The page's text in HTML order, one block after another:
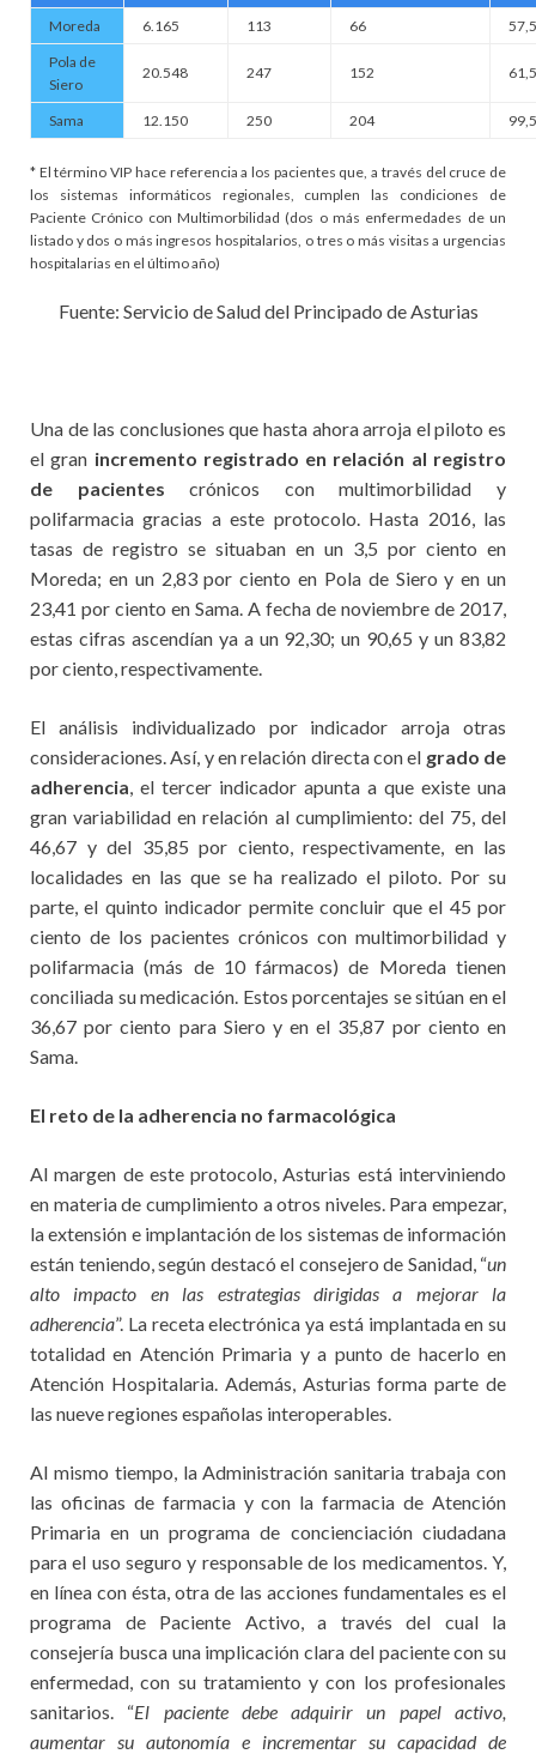
Moreda 6.165 113 66
Pola de
Siero
20.548 247 152
Sama 12.150 250 204 99,5
* El término VIP hace referencia a los pacientes que, a través del cruce de
los sistemas informáticos regionales, cumplen las condiciones de
Paciente Crónico con Multimorbilidad (dos o más enfermedades de un
listado y dos o más ingresos hospitalarios, o tres o más visitas a urgencias
hospitalarias en el último año)
Fuente: Servicio de Salud del Principado de Asturias
Una de las conclusiones que hasta ahora arroja el piloto es
el gran incremento registrado en relación al registro
de pacientes crónicos con multimorbilidad y
polifarmacia gracias a este protocolo. Hasta 2016, las
tasas de registro se situaban en un 3,5 por ciento en
Moreda; en un 2,83 por ciento en Pola de Siero y en un
23,41 por ciento en Sama. A fecha de noviembre de 2017,
estas cifras ascendían ya a un 92,30; un 90,65 y un 83,82
por ciento, respectivamente.
El análisis individualizado por indicador arroja otras
consideraciones. Así, y en relación directa con el grado de
adherencia, el tercer indicador apunta a que existe una
gran variabilidad en relación al cumplimiento: del 75, del
46,67 y del 35,85 por ciento, respectivamente, en las
localidades en las que se ha realizado el piloto. Por su
parte, el quinto indicador permite concluir que el 45 por
ciento de los pacientes crónicos con multimorbilidad y
polifarmacia (más de 10 fármacos) de Moreda tienen
conciliada su medicación. Estos porcentajes se sitúan en el
36,67 por ciento para Siero y en el 35,87 por ciento en
Sama.
El reto de la adherencia no farmacológica
Al margen de este protocolo, Asturias está interviniendo
en materia de cumplimiento a otros niveles. Para empezar,
la extensión e implantación de los sistemas de información
están teniendo, según destacó el consejero de Sanidad, “un
alto impacto en las estrategias dirigidas a mejorar la
adherencia”. La receta electrónica ya está implantada en su
totalidad en Atención Primaria y a punto de hacerlo en
Atención Hospitalaria. Además, Asturias forma parte de
las nueve regiones españolas interoperables.
Al mismo tiempo, la Administración sanitaria trabaja con
las oficinas de farmacia y con la farmacia de Atención
Primaria en un programa de concienciación ciudadana
para el uso seguro y responsable de los medicamentos. Y,
en línea con ésta, otra de las acciones fundamentales es el
programa de Paciente Activo, a través del cual la
consejería busca una implicación clara del paciente con su
enfermedad, con su tratamiento y con los profesionales
sanitarios. “El paciente debe adquirir un papel activo,
aumentar su autonomía e incrementar su capacidad de